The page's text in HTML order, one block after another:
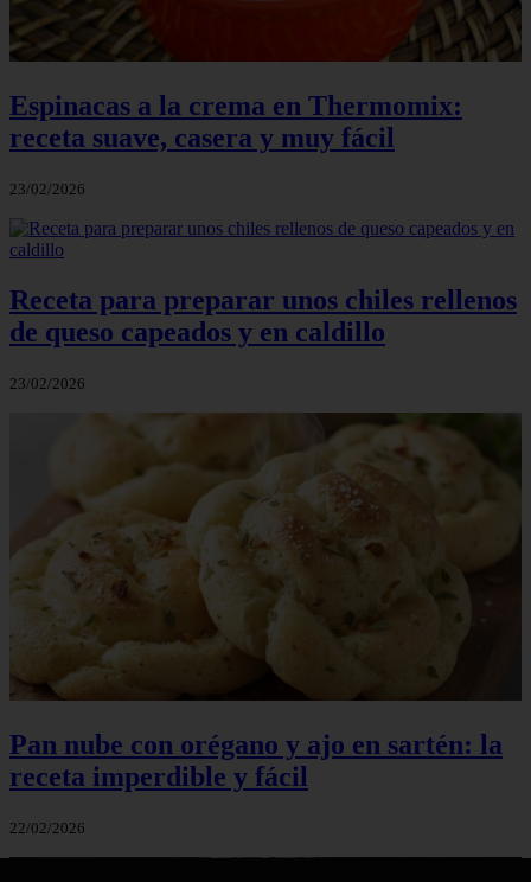
Espinacas a la crema en Thermomix:
receta suave, casera y muy fácil
23/02/2026
Receta para preparar unos chiles rellenos
de queso capeados y en caldillo
23/02/2026
Pan nube con orégano y ajo en sartén: la
receta imperdible y fácil
22/02/2026